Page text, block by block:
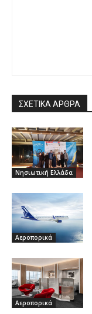
ΣΧΕΤΙΚΑ ΑΡΘΡΑ
Νησιωτική Ελλάδα
Αεροπορικά
Αεροπορικά